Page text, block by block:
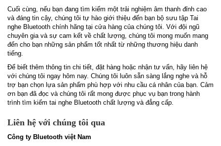
Cuối cùng, nếu bạn đang tìm kiếm một trải nghiệm âm thanh đỉnh cao
và đáng tin cậy, chúng tôi tự hào giới thiệu đến bạn bộ sưu tập Tai
nghe Bluetooth chính hãng tại cửa hàng của chúng tôi. Với đội ngũ
chuyên gia và sự cam kết về chất lượng, chúng tôi mong muốn mang
đến cho bạn những sản phẩm tốt nhất từ những thương hiệu danh
tiếng.
Để biết thêm thông tin chi tiết, đặt hàng hoặc nhận tư vấn, hãy liên hệ
với chúng tôi ngay hôm nay. Chúng tôi luôn sẵn sàng lắng nghe và hỗ
trợ bạn chọn lựa sản phẩm phù hợp với nhu cầu cá nhân của bạn. Cảm
ơn bạn đã đọc và chúng tôi rất mong được phục vụ bạn trong hành
trình tìm kiếm tai nghe Bluetooth chất lượng và đẳng cấp.
Liên hệ với chúng tôi qua
Công ty Bluetooth việt Nam